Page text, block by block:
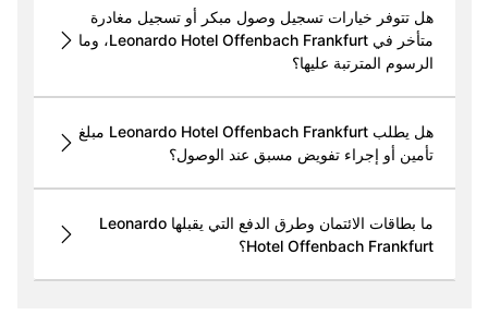
هل تتوفر خيارات تسجيل وصول مبكر أو تسجيل مغادرة
متأخر في Leonardo Hotel Offenbach Frankfurt، وما
الرسوم المترتبة عليها؟
هل يطلب Leonardo Hotel Offenbach Frankfurt مبلغ
تأمين أو إجراء تفويض مسبق عند الوصول؟
ما بطاقات الائتمان وطرق الدفع التي يقبلها Leonardo
Hotel Offenbach Frankfurt؟